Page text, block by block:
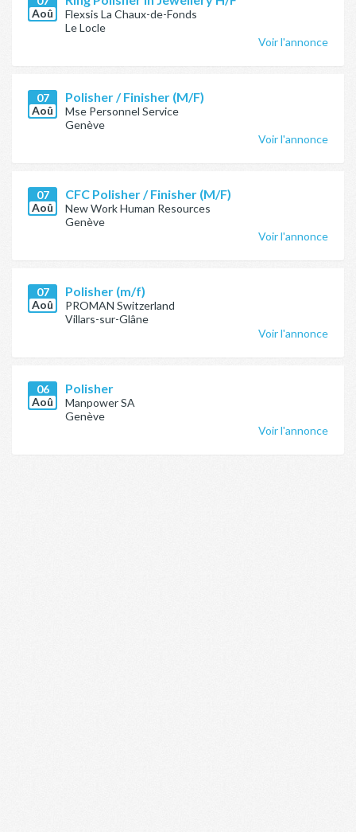
Aoû
Flexsis La Chaux-de-Fonds
Le Locle
Voir l'annonce
07
Aoû
Polisher / Finisher (M/F)
Mse Personnel Service
Genève
Voir l'annonce
07
Aoû
CFC Polisher / Finisher (M/F)
New Work Human Resources
Genève
Voir l'annonce
07
Aoû
Polisher (m/f)
PROMAN Switzerland
Villars-sur-Glâne
Voir l'annonce
06
Aoû
Polisher
Manpower SA
Genève
Voir l'annonce